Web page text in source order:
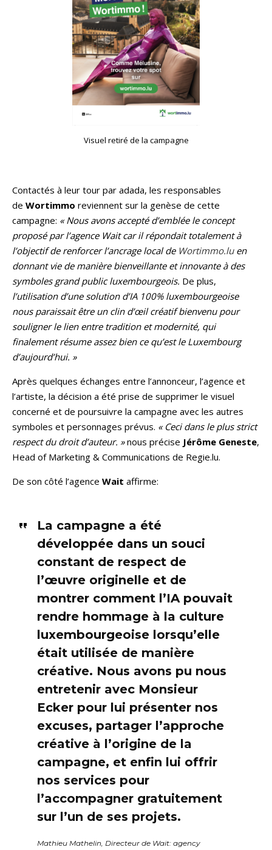
Visuel retiré de la campagne
Contactés à leur tour par adada, les responsables
de Wortimmo reviennent sur la genèse de cette
campagne: « Nous avons accepté d’emblée le concept
proposé par l’agence Wait car il répondait totalement à
l’objectif de renforcer l’ancrage local de Wortimmo.luen
donnant vie de manière bienveillante et innovante à des
symboles grand public luxembourgeois. De plus,
l’utilisation d’une solution d’IA 100% luxembourgeoise
nous paraissait être un clin d’œil créatif bienvenu pour
souligner le lien entre tradition et modernité, qui
finalement résume assez bien ce qu’est le Luxembourg
d’aujourd’hui. »
Après quelques échanges entre l’annonceur, l’agence et
l’artiste, la décision a été prise de supprimer le visuel
concerné et de poursuivre la campagne avec les autres
symboles et personnages prévus. « Ceci dans le plus strict
respect du droit d’auteur. »nous précise Jérôme Geneste,
Head of Marketing & Communications de Regie.lu.
De son côté l’agence Wait affirme:
La campagne a été
développée dans un souci
constant de respect de
l’œuvre originelle et de
montrer comment l’IA pouvait
rendre hommage à la culture
luxembourgeoise lorsqu’elle
était utilisée de manière
créative. Nous avons pu nous
entretenir avec Monsieur
Ecker pour lui présenter nos
excuses, partager l’approche
créative à l’origine de la
campagne, et enfin lui offrir
nos services pour
l’accompagner gratuitement
sur l’un de ses projets.
Mathieu Mathelin, Directeur de Wait: agency